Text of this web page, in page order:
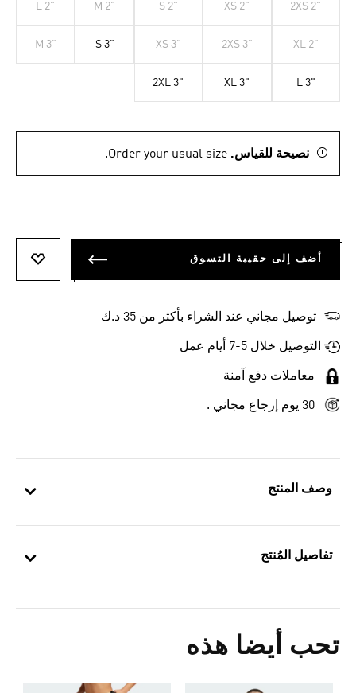
وصف المنتج
تفاصيل المُنتج
تحب أيضا هذه
2XS 2"
XS 2"
S 2"
M 2"
L 2"
XL 2"
2XS 3"
XS 3"
S 3"
M 3"
L 3"
XL 3"
2XL 3"
نصيحة للقياس. Order your usual size.
أضف إلى حقيبة التسوق
توصيل مجاني عند الشراء بأكثر من 35 د.ك
التوصيل خلال 5-7 أيام عمل
معاملات دفع آمنة